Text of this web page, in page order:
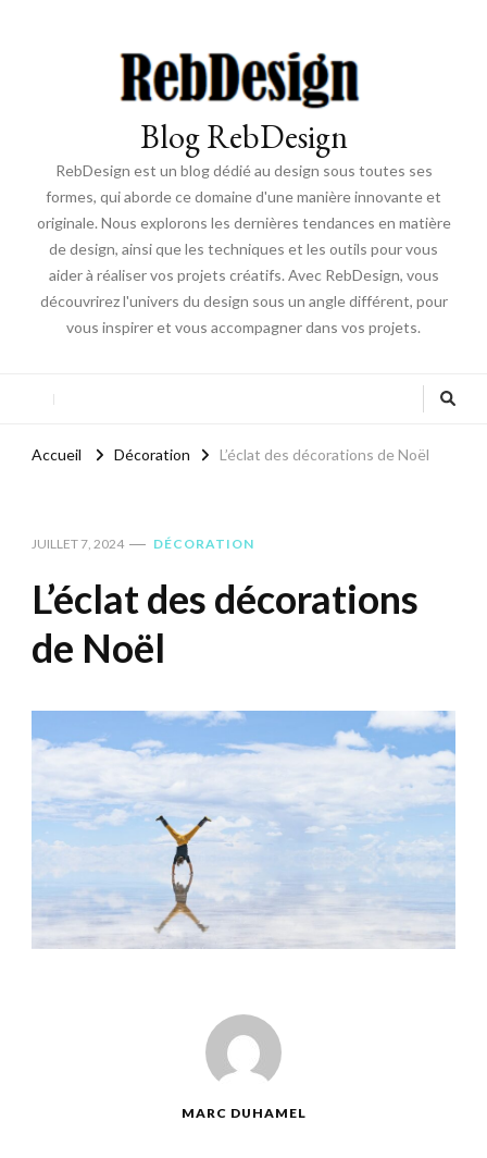
Blog RebDesign
RebDesign est un blog dédié au design sous toutes ses
formes, qui aborde ce domaine d'une manière innovante et
originale. Nous explorons les dernières tendances en matière
de design, ainsi que les techniques et les outils pour vous
aider à réaliser vos projets créatifs. Avec RebDesign, vous
découvrirez l'univers du design sous un angle différent, pour
vous inspirer et vous accompagner dans vos projets.
Accueil Décoration L’éclat des décorations de Noël
JUILLET 7, 2024 DÉCORATION
L’éclat des décorations
de Noël
MARC DUHAMEL